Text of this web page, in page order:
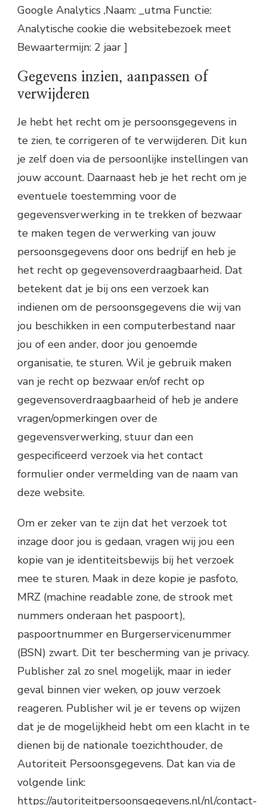
Google Analytics ,Naam: _utma Functie:
Analytische cookie die websitebezoek meet
Bewaartermijn: 2 jaar ]
Gegevens inzien, aanpassen of
verwijderen
Je hebt het recht om je persoonsgegevens in
te zien, te corrigeren of te verwijderen. Dit kun
je zelf doen via de persoonlijke instellingen van
jouw account. Daarnaast heb je het recht om je
eventuele toestemming voor de
gegevensverwerking in te trekken of bezwaar
te maken tegen de verwerking van jouw
persoonsgegevens door ons bedrijf en heb je
het recht op gegevensoverdraagbaarheid. Dat
betekent dat je bij ons een verzoek kan
indienen om de persoonsgegevens die wij van
jou beschikken in een computerbestand naar
jou of een ander, door jou genoemde
organisatie, te sturen. Wil je gebruik maken
van je recht op bezwaar en/of recht op
gegevensoverdraagbaarheid of heb je andere
vragen/opmerkingen over de
gegevensverwerking, stuur dan een
gespecificeerd verzoek via het contact
formulier onder vermelding van de naam van
deze website.
Om er zeker van te zijn dat het verzoek tot
inzage door jou is gedaan, vragen wij jou een
kopie van je identiteitsbewijs bij het verzoek
mee te sturen. Maak in deze kopie je pasfoto,
MRZ (machine readable zone, de strook met
nummers onderaan het paspoort),
paspoortnummer en Burgerservicenummer
(BSN) zwart. Dit ter bescherming van je privacy.
Publisher zal zo snel mogelijk, maar in ieder
geval binnen vier weken, op jouw verzoek
reageren. Publisher wil je er tevens op wijzen
dat je de mogelijkheid hebt om een klacht in te
dienen bij de nationale toezichthouder, de
Autoriteit Persoonsgegevens. Dat kan via de
volgende link:
https://autoriteitpersoonsgegevens.nl/nl/contact-